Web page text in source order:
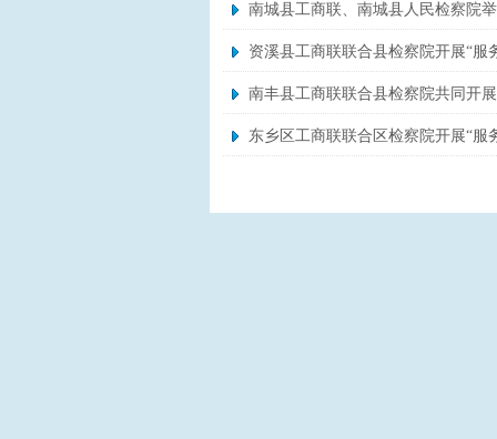
南城县工商联、南城县人民检察院
资溪县工商联联合县检察院开展“服
南丰县工商联联合县检察院共同开
东乡区工商联联合区检察院开展“